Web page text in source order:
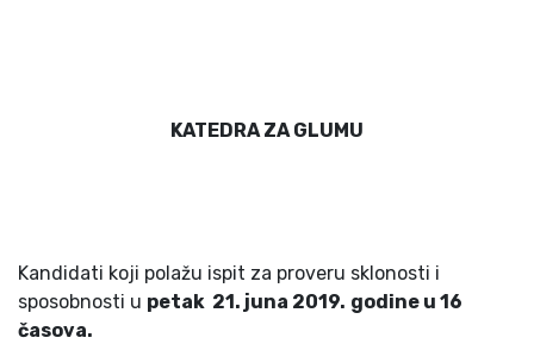
KATEDRA ZA GLUMU
Kandidati koji polažu ispit za proveru sklonosti i
sposobnosti u petak 21. juna 2019. godine u 16
časova.